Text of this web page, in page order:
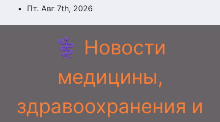
ПерейтиПт. Авг 7th, 2026
⚕️ Новости
медицины,
здравоохранения и